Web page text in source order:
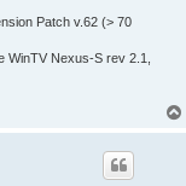
Patch v.62 (> 70
WinTV Nexus-S rev 2.1,